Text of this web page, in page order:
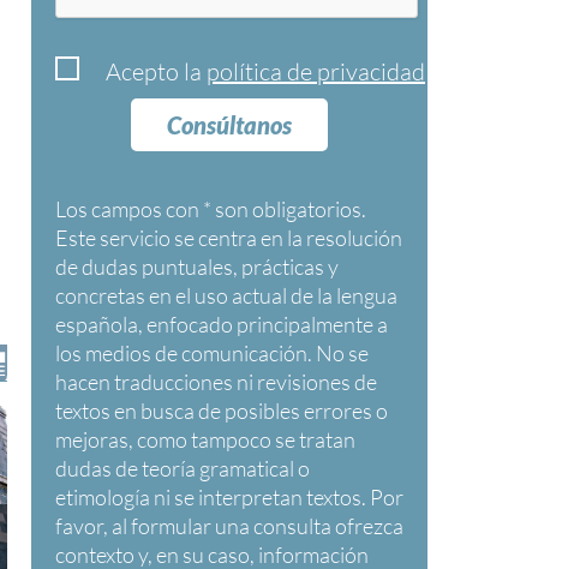
Acepto la política de privacidad
Consúltanos
Los campos con * son obligatorios